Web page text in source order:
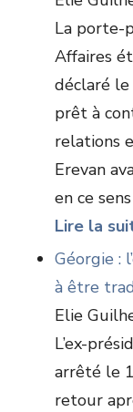
La porte-
Affaires
déclaré
prêt à
relations
Erevan
en ce sens
Lire la
Géorgie :
à être
Elie
L’ex-
arrêté le
retour